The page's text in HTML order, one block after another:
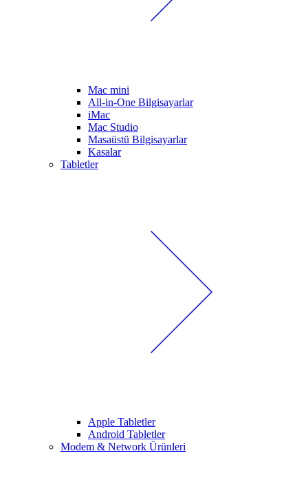
Mac mini
All-in-One Bilgisayarlar
iMac
Mac Studio
Masaüstü Bilgisayarlar
Kasalar
Tabletler
Apple Tabletler
Android Tabletler
Modem & Network Ürünleri